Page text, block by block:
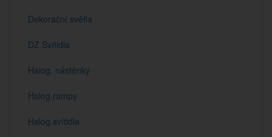
Dekorační světla
DZ Svítidla
Halog. nástěnky
Halog.rampy
Halog.svítidla